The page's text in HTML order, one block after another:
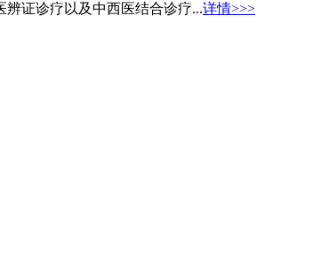
证诊疗以及中西医结合诊疗...详情>>>